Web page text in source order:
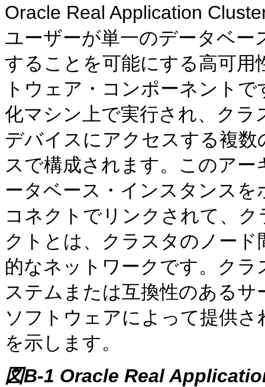
Oracle Real Application
ユーザーが単一のデータベ
することを可能にする高可
トウェア・コンポーネント
化マシン上で実行され、ク
デバイスにアクセスする複
スで構成されます。このア
ータベース・インスタンス
コネクトでリンクされて、
クトとは、クラスタのノー
的なネットワークです。ク
ステムまたは互換性のある
ソフトウェアによって提供さ
を示します。
図B-1 Oracle Real